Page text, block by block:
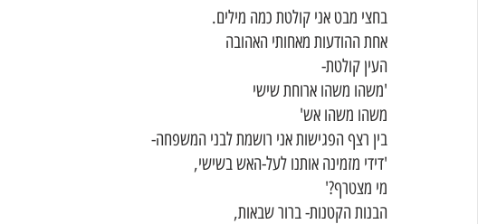
בחצי מבט אני קולטת כמה מילים.
אחת ההודעות מאחותי האהובה
העין קולטת-
'משהו משהו ארוחת שישי
משהו משהו אש'
בין רצף הפגישות אני רושמת לבני המשפחה-
'דידי מזמינה אותנו לעל-האש בשישי,
מי מצטרף?'
הבנות הקטנות- ברור שבאות,